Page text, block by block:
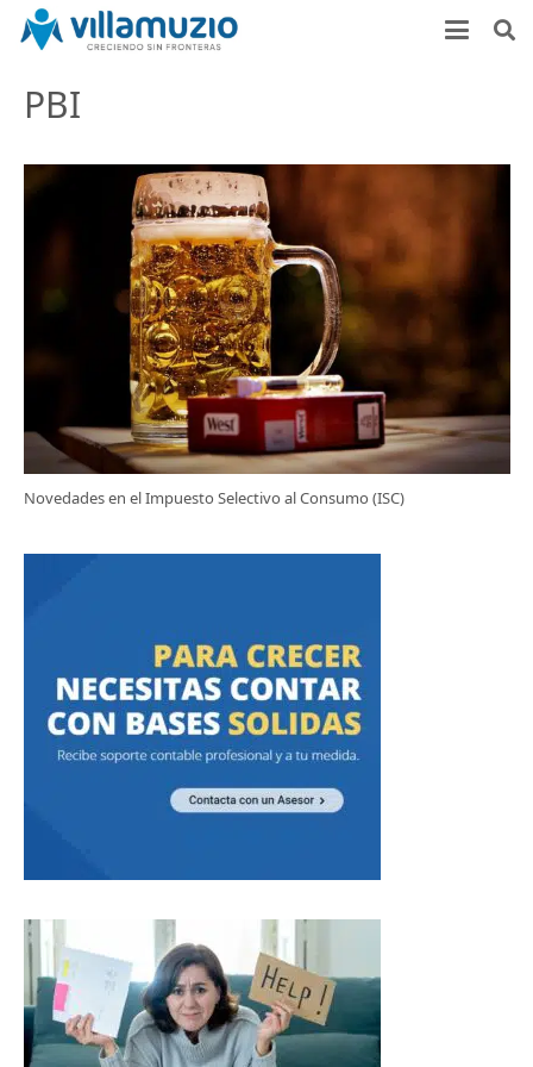
PBI
Novedades en el Impuesto Selectivo al Consumo (ISC)